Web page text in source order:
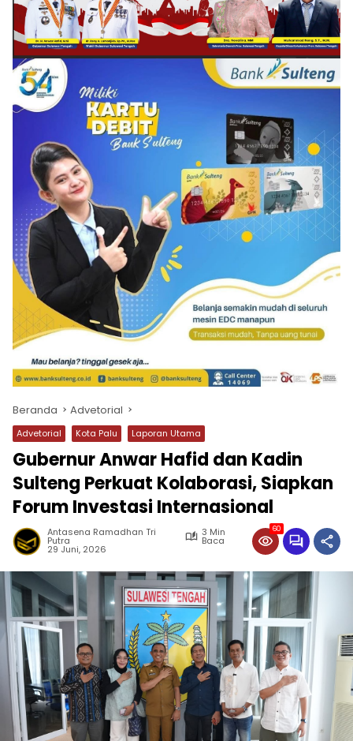
Beranda Advetorial
Advetorial Kota Palu Laporan Utama
Gubernur Anwar Hafid dan Kadin
Sulteng Perkuat Kolaborasi, Siapkan
Forum Investasi Internasional
Antasena Ramadhan Tri
Putra
3 Min
Baca
29 Juni, 2026
60